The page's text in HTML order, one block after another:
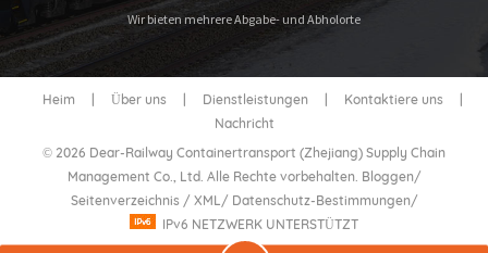
Wir bieten mehrere Abgabe- und Abholorte
Heim Über uns Dienstleistungen Kontaktiere uns
Nachricht
© 2026 Dear-Railway Containertransport (Zhejiang) Supply Chain
Management Co., Ltd. Alle Rechte vorbehalten. Bloggen/
Seitenverzeichnis / XML/ Datenschutz-Bestimmungen/
IPv6 NETZWERK UNTERSTÜTZT